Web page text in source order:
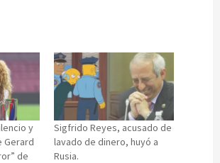
y
Gerard
de
Sigfrido Reyes, acusado de
lavado de dinero, huyó a
Rusia.